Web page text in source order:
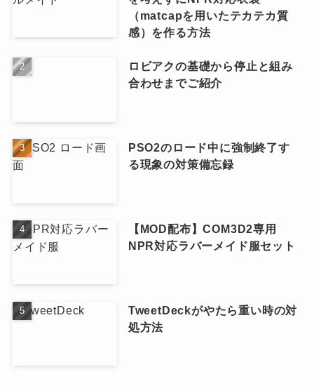
（matcapを用いたテカテカ質
感）を作る方法
ロビアクの基礎から停止と組み
合わせまでご紹介
PSO2のロード中に強制終了す
る現象の対策備忘録
【MOD配布】COM3D2専用
NPR対応ラバーメイド服セット
TweetDeckがやたら重い時の対
処方法